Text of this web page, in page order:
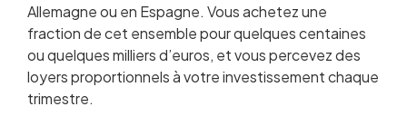
Allemagne ou en Espagne. Vous achetez une
fraction de cet ensemble pour quelques centaines
ou quelques milliers d’euros, et vous percevez des
loyers proportionnels à votre investissement chaque
trimestre.